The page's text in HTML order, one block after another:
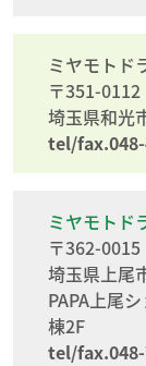
ミヤモトド
〒351-0112
埼玉県和光
tel/
ミヤモトド
〒362-0015
埼玉県上尾
PAPA上尾
棟2F
tel/